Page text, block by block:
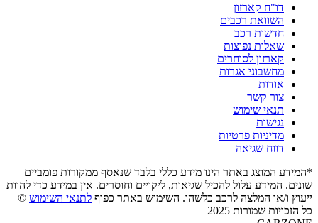
דו"ח קארזון
השוואת רכבים
חדשות רכב
שאלות נפוצות
קארזון לסוחרים
מחשבוני אגרות
אודות
צור קשר
תנאי שימוש
נגישות
מדיניות פרטיות
דווח שגיאה
*המידע המוצג באתר הינו מידע כללי בלבד שנאסף ממקורות פומביים
שונים. המידע עלול להכיל שגיאות, ליקויים וחוסרים. אין במידע כדי להוות
ייעוץ ו/או המלצה לרכב כלשהו. השימוש באתר כפוף לתנאי השימוש ©
כל הזכויות שמורות 2025